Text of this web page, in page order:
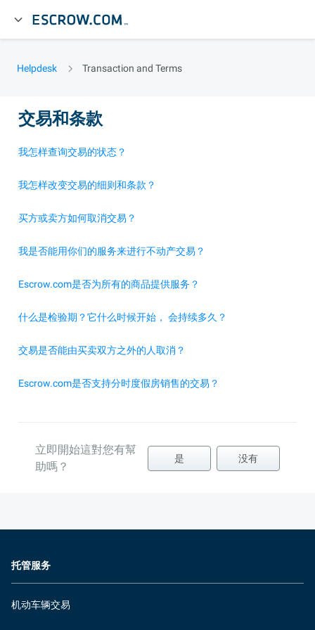
Helpdesk Transaction and Terms
交易和条款
我怎样查询交易的状态？
我怎样改变交易的细则和条款？
买方或卖方如何取消交易？
我是否能用你们的服务来进行不动产交易？
Escrow.com是否为所有的商品提供服务？
什么是检验期？它什么时候开始， 会持续多久？
交易是否能由买卖双方之外的人取消？
Escrow.com是否支持分时度假房销售的交易？
立即開始這對您有幫
助嗎？
是 没有
托管服务
机动车辆交易